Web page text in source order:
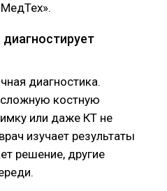
диагностика.
костную
или даже КТ не
изучает результаты
решение, другие